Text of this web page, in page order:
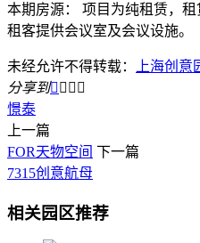
本期房源： 项目为纯租赁，
租客提供会议室及会议设施。
未经允许不得转载： 上海创意
分享到   
憬泰
上一篇
FOR天物空间 下一篇
7315创意航母
相关园区推荐